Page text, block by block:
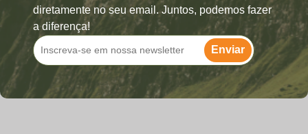
diretamente no seu email. Juntos, podemos fazer
a diferença!
Enviar